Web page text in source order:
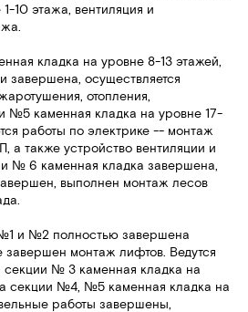
10 этажа, вентиляция и
кладка на уровне 8-13 этажей,
завершена, осуществляется
отопления,
№5 каменная кладка на уровне 17-
работы по электрике -- монтаж
а также устройство вентиляции и
№ 6 каменная кладка завершена,
выполнен монтаж лесов
и №2 полностью завершена
завершен монтаж лифтов. Ведутся
№ 3 каменная кладка на
секции №4, №5 каменная кладка на
работы завершены,